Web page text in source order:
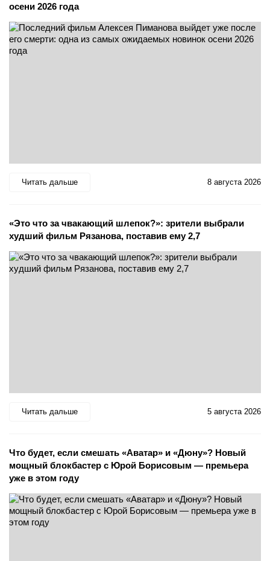
осени 2026 года
Читать дальше 8 августа 2026
«Это что за чвакающий шлепок?»: зрители выбрали
худший фильм Рязанова, поставив ему 2,7
Читать дальше 5 августа 2026
Что будет, если смешать «Аватар» и «Дюну»? Новый
мощный блокбастер с Юрой Борисовым — премьера
уже в этом году